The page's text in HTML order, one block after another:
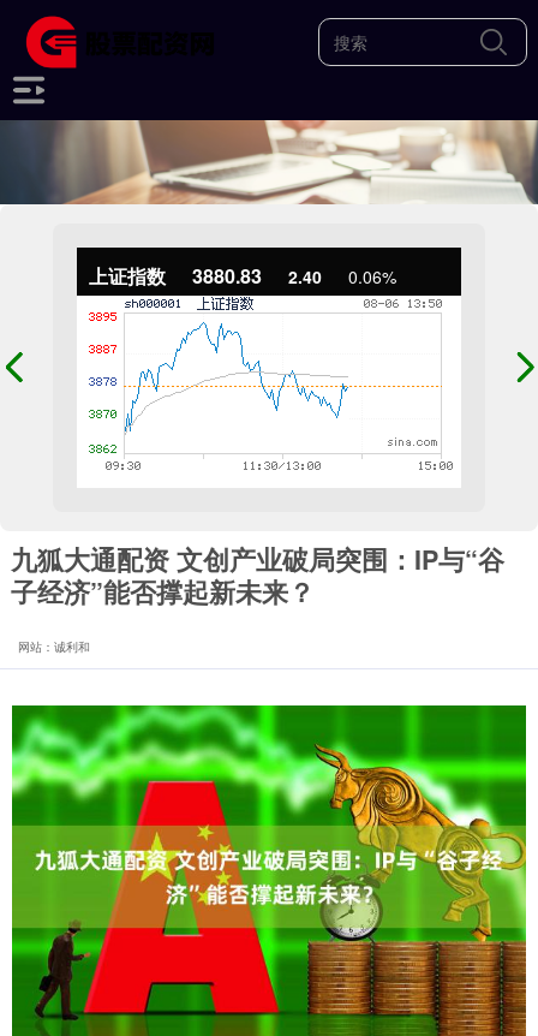
上证指数 3880.83 2.40 0.06%
九狐大通配资 文创产业破局突围：IP与“谷
子经济”能否撑起新未来？
网站：诚利和